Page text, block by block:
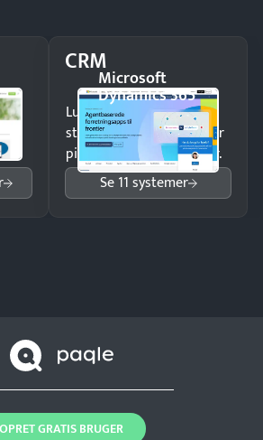
CRMMicrosoft
Dynamics 365
Luk flere salg med et
struktureret overblik over
pipeline og opfølgninger.
Se 11 systemer
OPRET GRATIS BRUGER